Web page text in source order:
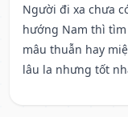
Người đi xa chưa
hướng Nam thì
mâu thuẫn hay
lâu la nhưng tốt